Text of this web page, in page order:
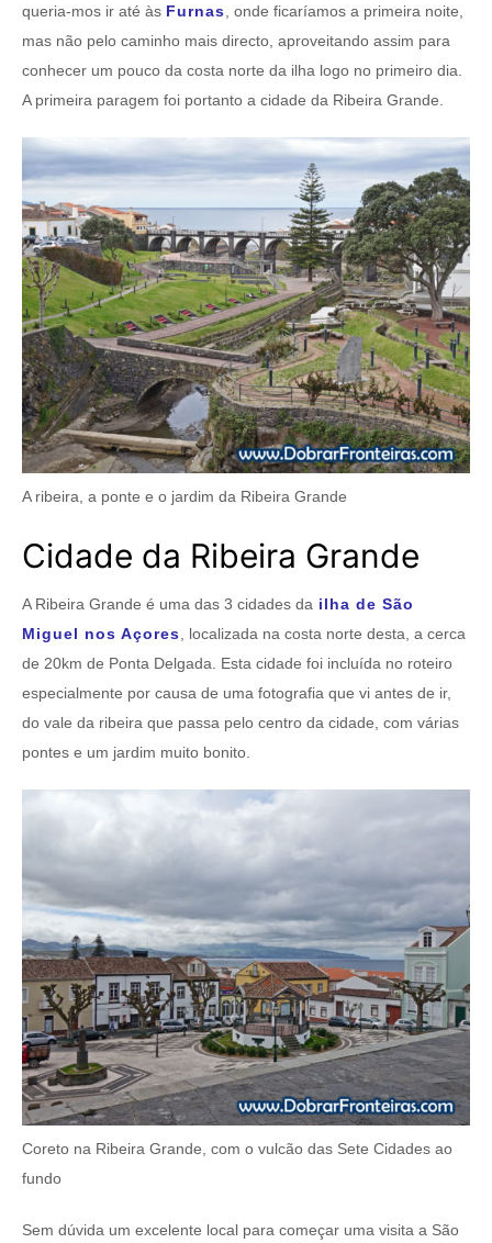
queria-mos ir até às Furnas , onde ficaríamos a primeira noite,
mas não pelo caminho mais directo, aproveitando assim para
conhecer um pouco da costa norte da ilha logo no primeiro dia.
A primeira paragem foi portanto a cidade da Ribeira Grande.
A ribeira, a ponte e o jardim da Ribeira Grande
Cidade da Ribeira Grande
A Ribeira Grande é uma das 3 cidades da ilha de São
Miguel nos Açores , localizada na costa norte desta, a cerca
de 20km de Ponta Delgada. Esta cidade foi incluída no roteiro
especialmente por causa de uma fotografia que vi antes de ir,
do vale da ribeira que passa pelo centro da cidade, com várias
pontes e um jardim muito bonito.
Coreto na Ribeira Grande, com o vulcão das Sete Cidades ao
fundo
Sem dúvida um excelente local para começar uma visita a São